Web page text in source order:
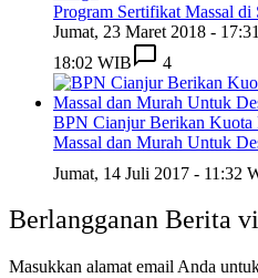
Program Sertifikat Massal
Jumat, 23 Maret 2018 -
18:02 WIB
4
BPN Cianjur Berikan Kuota
Massal dan Murah Untuk
Jumat, 14 Juli 2017 - 11:32
Berlangganan Berita
Masukkan alamat email Anda